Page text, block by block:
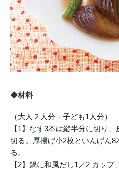
◆材料
（大人２人分＋子ども1人分）
【1】なす3本は縦半分に切り
切る。厚揚げ小2枚といんげん
る。
【2】鍋に和風だし1／2 カッ